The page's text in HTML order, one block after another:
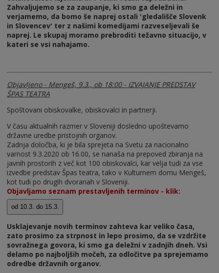
Zahvaljujemo se za zaupanje, ki smo ga deležni in
verjamemo, da bomo še naprej ostali 'gledališče Slovenk
in Slovencev' ter z našimi komedijami razveseljevali še
naprej. Le skupaj moramo prebroditi težavno situacijo, v
kateri se vsi nahajamo.
Objavljeno - Mengeš, 9.3., ob 18:00 - IZVAJANJE PREDSTAV
ŠPAS TEATRA
Spoštovani obiskovalke, obiskovalci in partnerji.
V času aktualnih razmer v Sloveniji dosledno upoštevamo
državne uredbe pristojnih organov.
Zadnja določba, ki je bila sprejeta na Svetu za nacionalno
varnost 9.3.2020 ob 16.00, se nanaša na prepoved zbiranja na
javnih prostorih z več kot 100 obiskovalci, kar velja tudi za vse
izvedbe predstav Špas teatra, tako v Kulturnem domu Mengeš,
kot tudi po drugih dvoranah v Sloveniji.
Objavljamo seznam prestavljenih terminov - klik:
Usklajevanje novih terminov zahteva kar veliko časa,
zato prosimo za strpnost in lepo prosimo, da se vzdržite
sovražnega govora, ki smo ga deležni v zadnjih dneh. Vsi
delamo po najboljših močeh, za odločitve pa sprejemamo
odredbe državnih organov.